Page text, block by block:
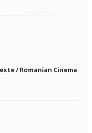
/ Romanian Cinema